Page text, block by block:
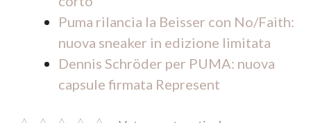
Puma rilancia la Beisser con No/Faith:
nuova sneaker in edizione limitata
Dennis Schröder per PUMA: nuova
capsule firmata Represent